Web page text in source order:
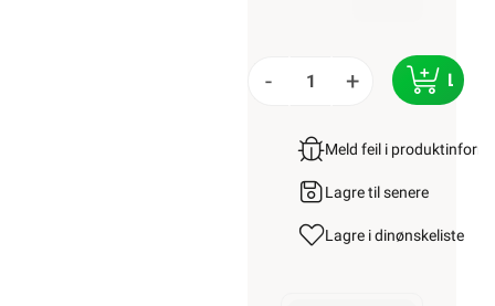
- +
Meld feil i
Lagre til senere
Lagre i dinønskeliste